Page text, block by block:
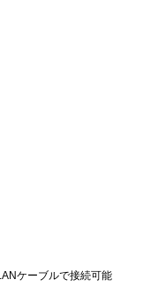
ケーブルで接続可能